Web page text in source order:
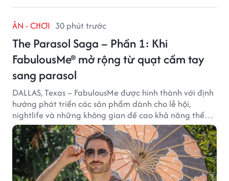
ĂN - CHƠI 30 phút trước
The Parasol Saga – Phần 1: Khi
FabulousMe® mở rộng từ quạt cầm tay
sang parasol
DALLAS, Texas – FabulousMe được hình thành với định
hướng phát triển các sản phẩm dành cho lễ hội,
nightlife và những không gian đề cao khả năng thể
hiện bản thân. Trong quá trình xây dựng thương hiệu,
quạt cầm tay trở thành dòng sản phẩm tạo được
thành công ban đầu, giúp FabulousMe từng bước mở
rộng mức độ hiện diện trên thị trường.